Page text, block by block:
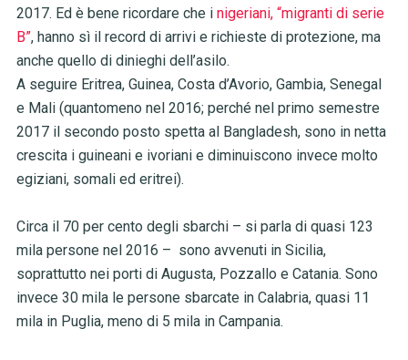
2017. Ed è bene ricordare che i nigeriani, “migranti di serie
B”, hanno sì il record di arrivi e richieste di protezione, ma
anche quello di dinieghi dell’asilo.
A seguire Eritrea, Guinea, Costa d’Avorio, Gambia, Senegal
e Mali (quantomeno nel 2016; perché nel primo semestre
2017 il secondo posto spetta al Bangladesh, sono in netta
crescita i guineani e ivoriani e diminuiscono invece molto
egiziani, somali ed eritrei).
Circa il 70 per cento degli sbarchi – si parla di quasi 123
mila persone nel 2016 – sono avvenuti in Sicilia,
soprattutto nei porti di Augusta, Pozzallo e Catania. Sono
invece 30 mila le persone sbarcate in Calabria, quasi 11
mila in Puglia, meno di 5 mila in Campania.